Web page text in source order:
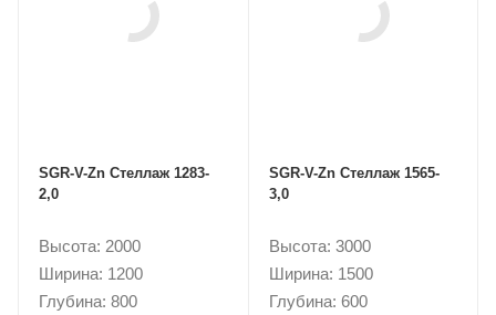
SGR-V-Zn Стеллаж 1283-
2,0
Высота: 2000
Ширина: 1200
Глубина: 800
SGR-V-Zn Стеллаж 1565-
3,0
Высота: 3000
Ширина: 1500
Глубина: 600